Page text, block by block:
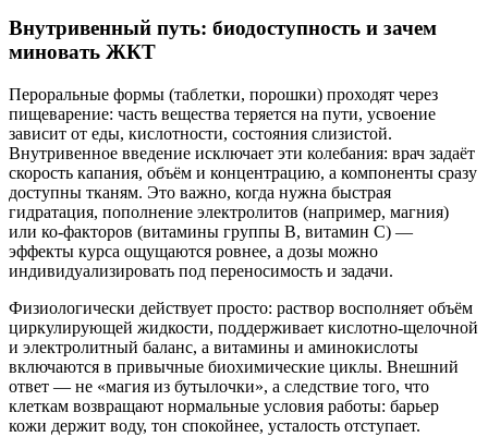
Внутривенный путь: биодоступность и зачем
миновать ЖКТ
Пероральные формы (таблетки, порошки) проходят через
пищеварение: часть вещества теряется на пути, усвоение
зависит от еды, кислотности, состояния слизистой.
Внутривенное введение исключает эти колебания: врач задаёт
скорость капания, объём и концентрацию, а компоненты сразу
доступны тканям. Это важно, когда нужна быстрая
гидратация, пополнение электролитов (например, магния)
или ко-факторов (витамины группы B, витамин C) —
эффекты курса ощущаются ровнее, а дозы можно
индивидуализировать под переносимость и задачи.
Физиологически действует просто: раствор восполняет объём
циркулирующей жидкости, поддерживает кислотно-щелочной
и электролитный баланс, а витамины и аминокислоты
включаются в привычные биохимические циклы. Внешний
ответ — не «магия из бутылочки», а следствие того, что
клеткам возвращают нормальные условия работы: барьер
кожи держит воду, тон спокойнее, усталость отступает.